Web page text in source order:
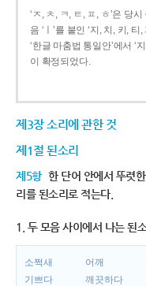
‘ㅈ, ㅊ, ㅋ, ㅌ, ㅍ, ㅎ’은 당
음 ‘ㅣ’를 붙인 ‘지, 치, 키,
‘한글 마춤법 통일안’에서 ‘
이 확정되었다.
제3장 소리에 관한 것
제1절 된소리
제5항 한 단어 안에서 뚜렷
리를 된소리로 적는다.
1. 두 모음 사이에서 나는 된
소쩍새 어깨
기쁘다
깨끗하다